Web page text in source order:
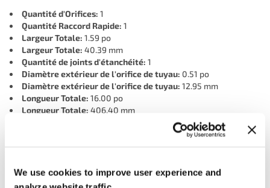
We use cookies to improve user experience and
Quantité d'Orifices: 1
Quantité Raccord Rapide: 1
Largeur Totale: 1.59 po
Largeur Totale: 40.39 mm
Quantité de joints d'étanchéité: 1
Diamètre extérieur de l'orifice de tuyau: 0.51 po
Diamètre extérieur de l'orifice de tuyau: 12.95 mm
Longueur Totale: 16.00 po
Longueur Totale: 406.40 mm
Noir, Gris:
Matériau:
Plastique